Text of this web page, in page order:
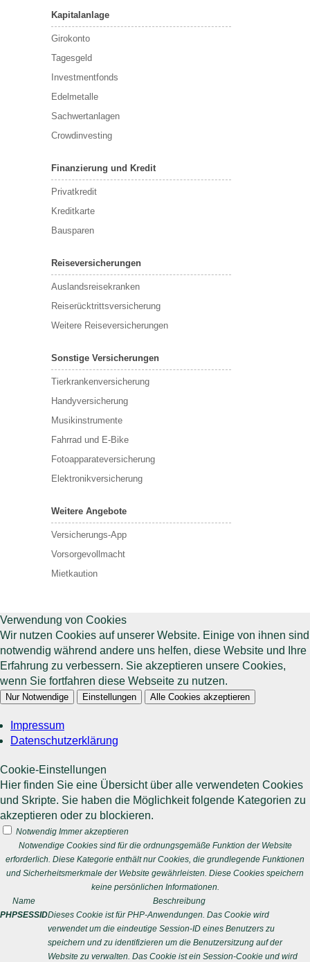
Kapitalanlage
Girokonto
Tagesgeld
Investmentfonds
Edelmetalle
Sachwertanlagen
Crowdinvesting
Finanzierung und Kredit
Privatkredit
Kreditkarte
Bausparen
Reiseversicherungen
Auslandsreisekranken
Reiserücktrittsversicherung
Weitere Reiseversicherungen
Sonstige Versicherungen
Tierkrankenversicherung
Handyversicherung
Musikinstrumente
Fahrrad und E-Bike
Fotoapparateversicherung
Elektronikversicherung
Weitere Angebote
Versicherungs-App
Vorsorgevollmacht
Mietkaution
Verwendung von Cookies
Wir nutzen Cookies auf unserer Website. Einige von ihnen sind
notwendig während andere uns helfen, diese Website und Ihre
Erfahrung zu verbessern. Sie akzeptieren unsere Cookies,
wenn Sie fortfahren diese Webseite zu nutzen.
Nur Notwendige Einstellungen Alle Cookies akzeptieren
Impressum
Datenschutzerklärung
Cookie-Einstellungen
Hier finden Sie eine Übersicht über alle verwendeten Cookies
und Skripte. Sie haben die Möglichkeit folgende Kategorien zu
akzeptieren oder zu blockieren.
Notwendig Immer akzeptieren
Notwendige Cookies sind für die ordnungsgemäße Funktion der Website
erforderlich. Diese Kategorie enthält nur Cookies, die grundlegende Funktionen
und Sicherheitsmerkmale der Website gewährleisten. Diese Cookies speichern
keine persönlichen Informationen.
Name
Beschreibung
PHPSESSIDDieses Cookie ist für PHP-Anwendungen. Das Cookie wird
verwendet um die eindeutige Session-ID eines Benutzers zu
speichern und zu identifizieren um die Benutzersitzung auf der
Website zu verwalten. Das Cookie ist ein Session-Cookie und wird